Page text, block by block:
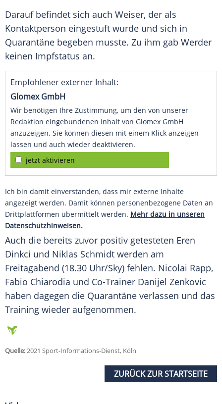
Darauf befindet sich auch Weiser, der als
Kontaktperson eingestuft wurde und sich in
Quarantäne begeben musste. Zu ihm gab Werder
keinen Impfstatus an.
Empfohlener externer Inhalt:
Glomex GmbH
Wir benötigen Ihre Zustimmung, um den von unserer
Redaktion eingebundenen Inhalt von Glomex GmbH
anzuzeigen. Sie können diesen mit einem Klick anzeigen
lassen und auch wieder deaktivieren.
jetzt aktivieren
Ich bin damit einverstanden, dass mir externe Inhalte
angezeigt werden. Damit können personenbezogene Daten an
Drittplattformen übermittelt werden. Mehr dazu in unseren
Datenschutzhinweisen.
Auch die bereits zuvor positiv getesteten Eren
Dinkci und Niklas Schmidt werden am
Freitagabend (18.30 Uhr/Sky) fehlen. Nicolai Rapp,
Fabio Chiarodia und Co-Trainer Danijel Zenkovic
haben dagegen die Quarantäne verlassen und das
Training wieder aufgenommen.
Quelle:2021 Sport-Informations-Dienst, Köln
ZURÜCK ZUR STARTSEITE